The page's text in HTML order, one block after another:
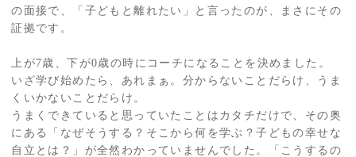
の面接で、「子どもと離れたい」と言ったのが、まさにその
証拠です。
上が7歳、下が0歳の時にコーチになることを決めました。
いざ学び始めたら、あれまぁ。分からないことだらけ、うま
くいかないことだらけ。
うまくできていると思っていたことはカタチだけで、その奥
にある「なぜそうする？そこから何を学ぶ？子どもの幸せな
自立とは？」が全然わかっていませんでした。「こうするの